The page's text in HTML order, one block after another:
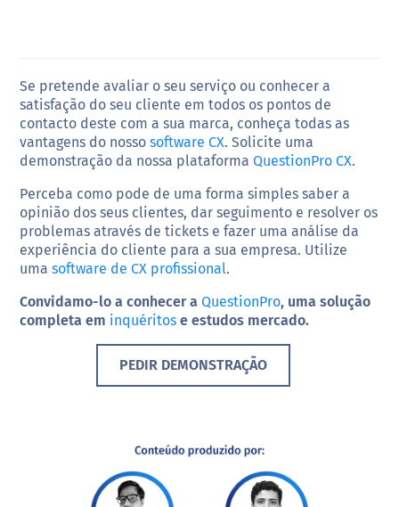
Se pretende avaliar o seu serviço ou conhecer a
satisfação do seu cliente em todos os pontos de
contacto deste com a sua marca, conheça todas as
vantagens do nossosoftware CX. Solicite uma
demonstração da nossa plataformaQuestionPro CX.
Perceba como pode de uma forma simples saber a
opinião dos seus clientes, dar seguimento e resolver os
problemas através de tickets e fazer uma análise da
experiência do cliente para a sua empresa. Utilize
umasoftware de CX profissional.
Convidamo-lo a conhecer aQuestionPro, uma solução
completa em inquéritos e estudos mercado.
PEDIR DEMONSTRAÇÃO